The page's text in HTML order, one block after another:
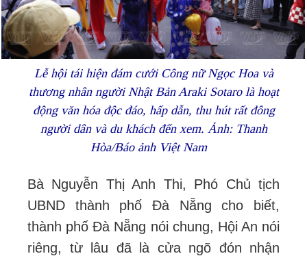
Lễ hội tái hiện đám cưới Công nữ Ngọc Hoa và
thương nhân người Nhật Bản Araki Sotaro là hoạt
động văn hóa độc đáo, hấp dẫn, thu hút rất đông
người dân và du khách đến xem. Ảnh: Thanh
Hòa/Báo ảnh Việt Nam
Bà Nguyễn Thị Anh Thi, Phó Chủ tịch
UBND thành phố Đà Nẵng cho biết,
thành phố Đà Nẵng nói chung, Hội An nói
riêng, từ lâu đã là cửa ngõ đón nhận